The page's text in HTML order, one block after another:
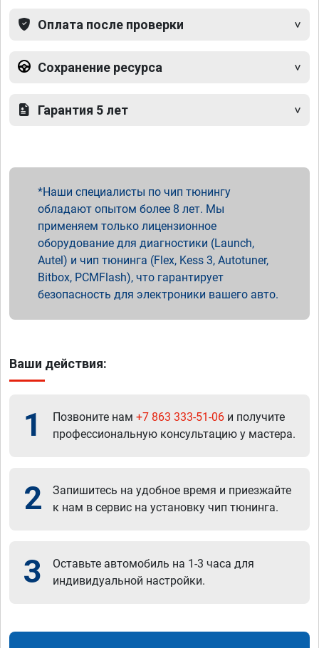
Оплата после проверки
Сохранение ресурса
Гарантия 5 лет
Наши специалисты по чип тюнингу
обладают опытом более 8 лет. Мы
применяем только лицензионное
оборудование для диагностики (Launch,
Autel) и чип тюнинга (Flex, Kess 3, Autotuner,
Bitbox, PCMFlash), что гарантирует
безопасность для электроники вашего авто.
Ваши действия:
1 Позвоните нам +7 863 333-51-06 и получите
профессиональную консультацию у мастера.
2
Запишитесь на удобное время и приезжайте
к нам в сервис на установку чип тюнинга.
3
Оставьте автомобиль на 1-3 часа для
индивидуальной настройки.